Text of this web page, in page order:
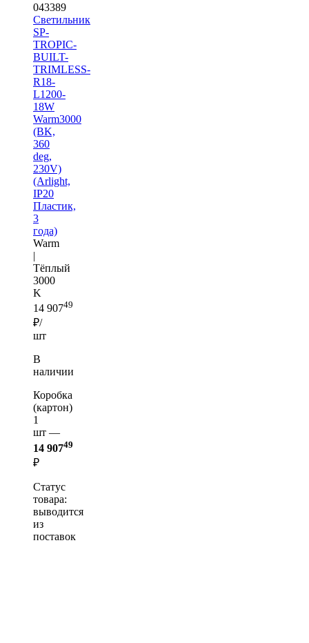
043389
Светильник
SP-
TROPIC-
BUILT-
TRIMLESS-
R18-
L1200-
18W
Warm3000
(BK,
360
deg,
230V)
(Arlight,
IP20
Пластик,
3
года)
Warm
|
Тёплый
3000
K
14 90749
₽/
шт
В
наличии
Коробка
(картон)
1
шт —
14 90749
₽
Статус
товара:
выводится
из
поставок